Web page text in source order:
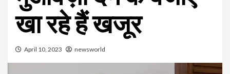
खा रहे हैं खजूर
April 10, 2023 newsworld